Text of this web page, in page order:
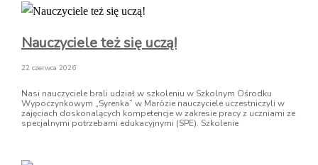
Nauczyciele też się uczą!
22 czerwca 2026
Nasi nauczyciele brali udział w szkoleniu w Szkolnym Ośrodku
Wypoczynkowym „Syrenka” w Marózie nauczyciele uczestniczyli w
zajęciach doskonalących kompetencje w zakresie pracy z uczniami ze
specjalnymi potrzebami edukacyjnymi (SPE). Szkolenie